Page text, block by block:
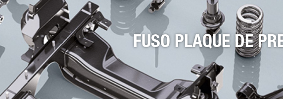
FUSO PLAQUE DE